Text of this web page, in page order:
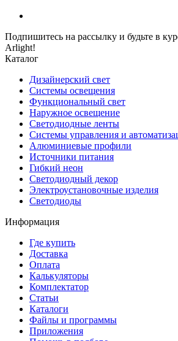
Подпишитесь на рассылку и будьте в
Arlight!
Каталог
Дизайнерский свет
Системы освещения
Функциональный свет
Наружное освещение
Светодиодные ленты
Системы управления и
Алюминиевые профили
Источники питания
Гибкий неон
Светодиодный декор
Электроустановочные изделия
Светодиоды
Информация
Где купить
Доставка
Оплата
Калькуляторы
Комплектатор
Статьи
Каталоги
Файлы и программы
Приложения